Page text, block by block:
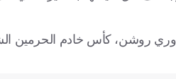
الجديد من أجل المنافسة على 4 ألقاب، هي دوري